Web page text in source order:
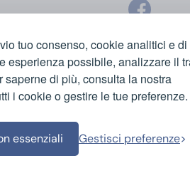
tuo consenso, cookie analitici e di
esperienza possibile, analizzare il
di più, consulta la nostra
i cookie o gestire le tue preferenze.
essenziali Gestisci preferenze